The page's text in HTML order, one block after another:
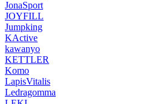
JonaSport
JOYFILL
Jumpking
KActive
kawanyo
KETTLER
Komo
LapisVitalis
Ledragomma